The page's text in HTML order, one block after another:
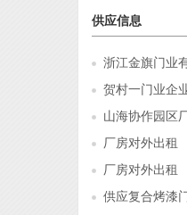
供应信息
浙江金旗门业
贺村一门业企
山海协作园区
厂房对外出租
厂房对外出租
供应复合烤漆